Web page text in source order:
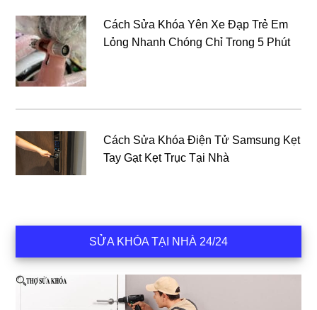
Cách Sửa Khóa Yên Xe Đạp Trẻ Em
Lỏng Nhanh Chóng Chỉ Trong 5 Phút
Cách Sửa Khóa Điện Tử Samsung Kẹt
Tay Gạt Kẹt Trục Tại Nhà
SỬA KHÓA TẠI NHÀ 24/24